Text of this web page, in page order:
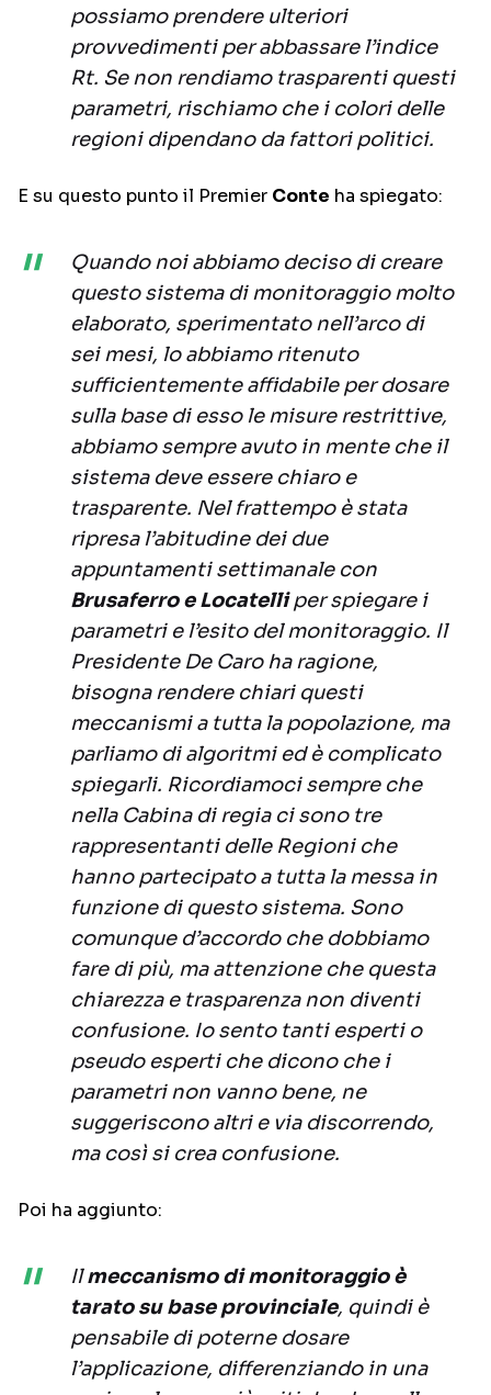
possiamo prendere ulteriori
provvedimenti per abbassare l’indice
Rt. Se non rendiamo trasparenti questi
parametri, rischiamo che i colori delle
regioni dipendano da fattori politici.
E su questo punto il Premier Conte ha spiegato:
Quando noi abbiamo deciso di creare
questo sistema di monitoraggio molto
elaborato, sperimentato nell’arco di
sei mesi, lo abbiamo ritenuto
sufficientemente affidabile per dosare
sulla base di esso le misure restrittive,
abbiamo sempre avuto in mente che il
sistema deve essere chiaro e
trasparente. Nel frattempo è stata
ripresa l’abitudine dei due
appuntamenti settimanale con
Brusaferro e Locatelliper spiegare i
parametri e l’esito del monitoraggio. Il
Presidente De Caro ha ragione,
bisogna rendere chiari questi
meccanismi a tutta la popolazione, ma
parliamo di algoritmi ed è complicato
spiegarli. Ricordiamoci sempre che
nella Cabina di regia ci sono tre
rappresentanti delle Regioni che
hanno partecipato a tutta la messa in
funzione di questo sistema. Sono
comunque d’accordo che dobbiamo
fare di più, ma attenzione che questa
chiarezza e trasparenza non diventi
confusione. Io sento tanti esperti o
pseudo esperti che dicono che i
parametri non vanno bene, ne
suggeriscono altri e via discorrendo,
ma così si crea confusione.
Poi ha aggiunto:
Ilmeccanismo di monitoraggio è
tarato su base provinciale, quindi è
pensabile di poterne dosare
l’applicazione, differenziando in una